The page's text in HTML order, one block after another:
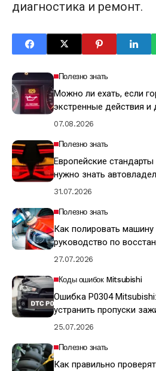
диагностика и ремонт.
Полезно знать
Можно ли ехать, если
экстренные действия и
07.08.2026
Полезно знать
Европейские
нужно знать
31.07.2026
Полезно знать
Как полировать
руководство по
27.07.2026
Коды ошибок Mitsubishi
Ошибка P0304
устранить пропуски
25.07.2026
Полезно знать
Как правильно